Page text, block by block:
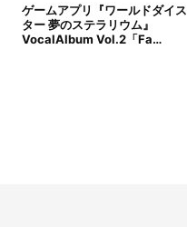
ゲームアプリ『ワールドダイス
ター 夢のステラリウム』
VocalAlbum Vol.2「Fa…